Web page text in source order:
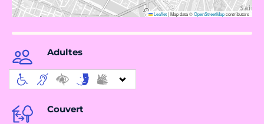
Leaflet|Map data ©OpenStreetMapcontributors
Adultes
Couvert